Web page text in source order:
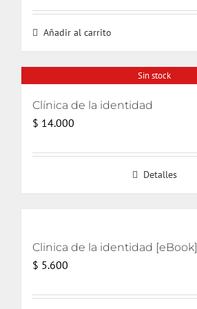
Añadir al carrito
Sin stock
Clínica de la identidad
$ 14.000
Detalles
Clinica de la identidad [eBook]
$ 5.600